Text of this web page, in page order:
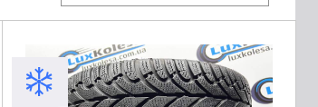
ПІДІБРАТИ